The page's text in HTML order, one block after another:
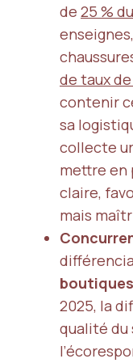
de 25 %
de taux
contenir
sa
collecte
mettre en
claire,
mais
2025, la
qualité du